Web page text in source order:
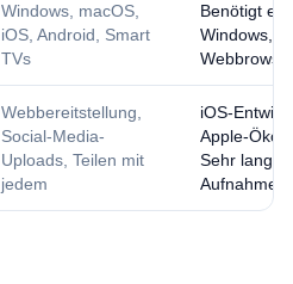
Windows, macOS,
iOS, Android, Smart
TVs
Benötigt
Windows,
Webbereitstellung,
Social-Media-
Uploads, Teilen mit
jedem
iOS-
Apple-
Sehr lange
Aufnahmen